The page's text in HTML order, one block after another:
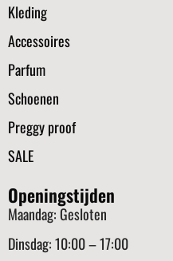
Kleding
Accessoires
Parfum
Schoenen
Preggy proof
SALE
Openingstijden
Maandag: Gesloten
Dinsdag: 10:00 – 17:00